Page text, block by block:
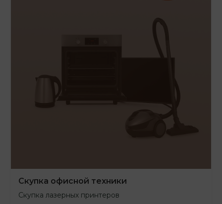
Скупка офисной техники
Скупка лазерных принтеров